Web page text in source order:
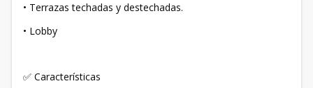
• Terrazas techadas y destechadas.
• Lobby
✅ Características